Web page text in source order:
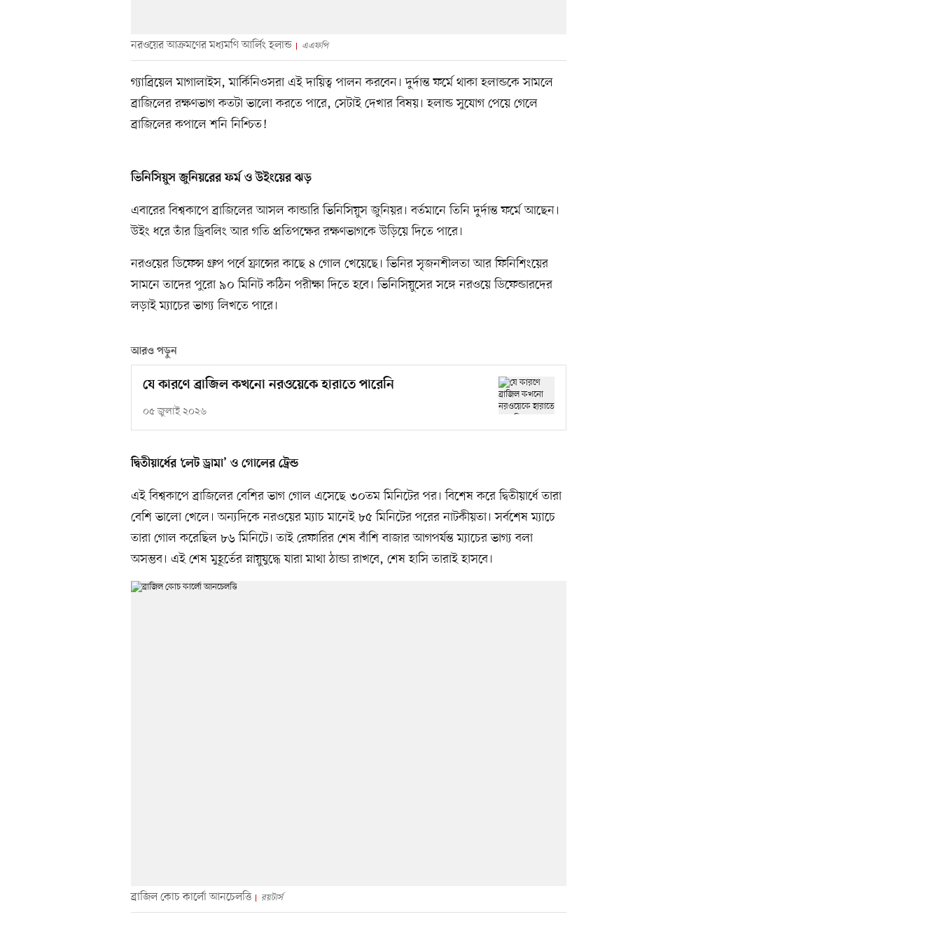
নরওয়ের আক্রমণের মধ্যমণি আর্লিং হলান্ড এএফপি
গ্যাব্রিয়েল মাগালাইস, মার্কিনিওসরা এই দায়িত্ব পালন করবেন। দুর্দান্ত ফর্মে থাকা হলান্ডকে সামলে
ব্রাজিলের রক্ষণভাগ কতটা ভালো করতে পারে, সেটাই দেখার বিষয়। হলান্ড সুযোগ পেয়ে গেলে
ব্রাজিলের কপালে শনি নিশ্চিত!
ভিনিসিয়ুস জুনিয়রের ফর্ম ও উইংয়ের ঝড়
এবারের বিশ্বকাপে ব্রাজিলের আসল কান্ডারি ভিনিসিয়ুস জুনিয়র। বর্তমানে তিনি দুর্দান্ত ফর্মে আছেন।
উইং ধরে তাঁর ড্রিবলিং আর গতি প্রতিপক্ষের রক্ষণভাগকে উড়িয়ে দিতে পারে।
নরওয়ের ডিফেন্স গ্রুপ পর্বে ফ্রান্সের কাছে ৪ গোল খেয়েছে। ভিনির সৃজনশীলতা আর ফিনিশিংয়ের
সামনে তাদের পুরো ৯০ মিনিট কঠিন পরীক্ষা দিতে হবে। ভিনিসিয়ুসের সঙ্গে নরওয়ে ডিফেন্ডারদের
লড়াই ম্যাচের ভাগ্য লিখতে পারে।
আরও পড়ুন
যে কারণে ব্রাজিল কখনো নরওয়েকে হারাতে পারেনি
০৫ জুলাই ২০২৬
দ্বিতীয়ার্ধের ‘লেট ড্রামা’ ও গোলের ট্রেন্ড
এই বিশ্বকাপে ব্রাজিলের বেশির ভাগ গোল এসেছে ৩০তম মিনিটের পর। বিশেষ করে দ্বিতীয়ার্ধে তারা
বেশি ভালো খেলে। অন্যদিকে নরওয়ের ম্যাচ মানেই ৮৫ মিনিটের পরের নাটকীয়তা। সর্বশেষ ম্যাচে
তারা গোল করেছিল ৮৬ মিনিটে। তাই রেফারির শেষ বাঁশি বাজার আগপর্যন্ত ম্যাচের ভাগ্য বলা
অসম্ভব। এই শেষ মুহূর্তের স্নায়ুযুদ্ধে যারা মাথা ঠান্ডা রাখবে, শেষ হাসি তারাই হাসবে।
ব্রাজিল কোচ কার্লো আনচেলত্তি রয়টার্স